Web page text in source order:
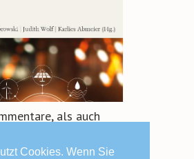
Cookies. Wenn Sie
als auch